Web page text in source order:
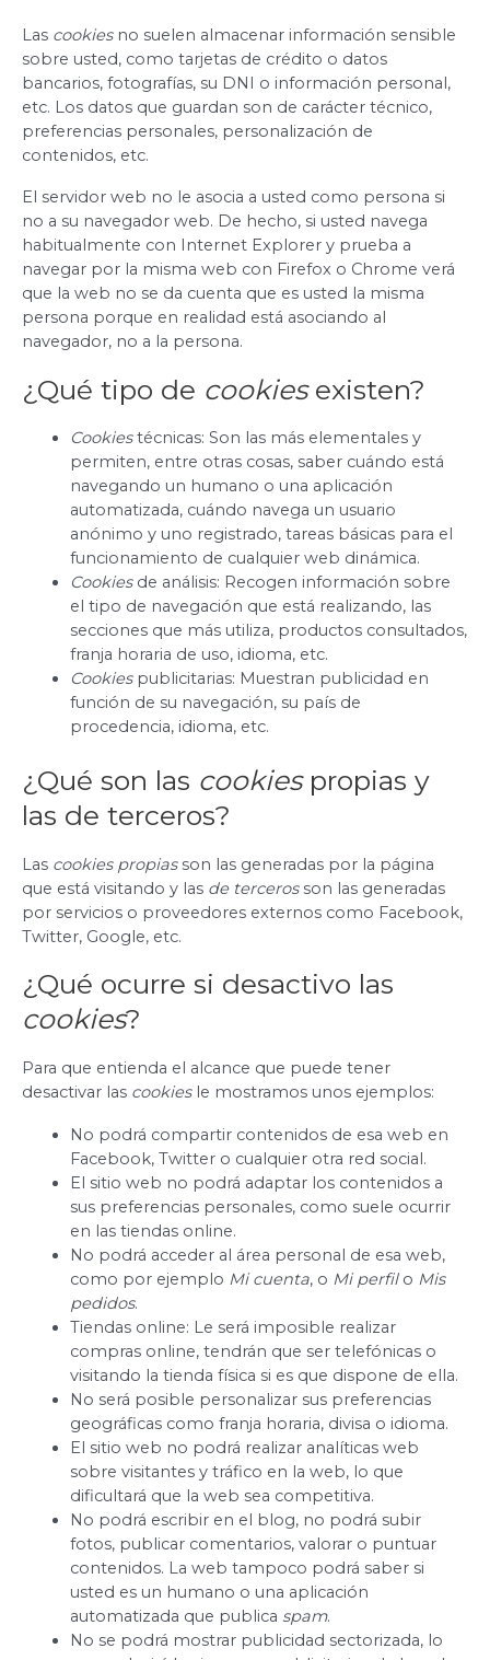
Las cookiesno suelen almacenar información sensible
sobre usted, como tarjetas de crédito o datos
bancarios, fotografías, su DNI o información personal,
etc. Los datos que guardan son de carácter técnico,
preferencias personales, personalización de
contenidos, etc.
El servidor web no le asocia a usted como persona si
no a su navegador web. De hecho, si usted navega
habitualmente con Internet Explorer y prueba a
navegar por la misma web con Firefox o Chrome verá
que la web no se da cuenta que es usted la misma
persona porque en realidad está asociando al
navegador, no a la persona.
¿Qué tipo de cookiesexisten?
Cookiestécnicas: Son las más elementales y
permiten, entre otras cosas, saber cuándo está
navegando un humano o una aplicación
automatizada, cuándo navega un usuario
anónimo y uno registrado, tareas básicas para el
funcionamiento de cualquier web dinámica.
Cookiesde análisis: Recogen información sobre
el tipo de navegación que está realizando, las
secciones que más utiliza, productos consultados,
franja horaria de uso, idioma, etc.
Cookiespublicitarias: Muestran publicidad en
función de su navegación, su país de
procedencia, idioma, etc.
¿Qué son las cookiespropias y
las de terceros?
Las cookies propiasson las generadas por la página
que está visitando y las de tercerosson las generadas
por servicios o proveedores externos como Facebook,
Twitter, Google, etc.
¿Qué ocurre si desactivo las
cookies?
Para que entienda el alcance que puede tener
desactivar las cookiesle mostramos unos ejemplos:
No podrá compartir contenidos de esa web en
Facebook, Twitter o cualquier otra red social.
El sitio web no podrá adaptar los contenidos a
sus preferencias personales, como suele ocurrir
en las tiendas online.
No podrá acceder al área personal de esa web,
como por ejemplo Mi cuenta, o Mi perfilo Mis
pedidos.
Tiendas online: Le será imposible realizar
compras online, tendrán que ser telefónicas o
visitando la tienda física si es que dispone de ella.
No será posible personalizar sus preferencias
geográficas como franja horaria, divisa o idioma.
El sitio web no podrá realizar analíticas web
sobre visitantes y tráfico en la web, lo que
dificultará que la web sea competitiva.
No podrá escribir en el blog, no podrá subir
fotos, publicar comentarios, valorar o puntuar
contenidos. La web tampoco podrá saber si
usted es un humano o una aplicación
automatizada que publica spam.
No se podrá mostrar publicidad sectorizada, lo